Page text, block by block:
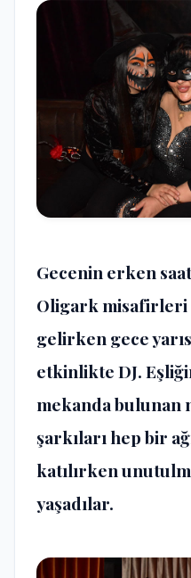
Gecenin erken
Oligark misafirleri
gelirken gece
etkinlikte DJ.
mekanda bulunan
şarkıları hep bir
katılırken
yaşadılar.